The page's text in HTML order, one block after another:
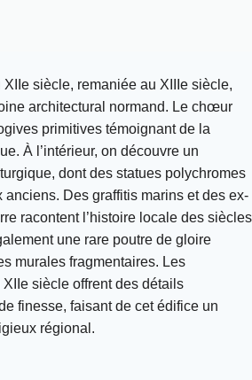
siècle, remaniée au XIIIe siècle,
architectural normand. Le chœur
primitives témoignant de la
À l’intérieur, on découvre un
dont des statues polychromes
anciens. Des graffitis marins et des ex-
racontent l’histoire locale des siècles
une rare poutre de gloire
murales fragmentaires. Les
siècle offrent des détails
finesse, faisant de cet édifice un
régional.